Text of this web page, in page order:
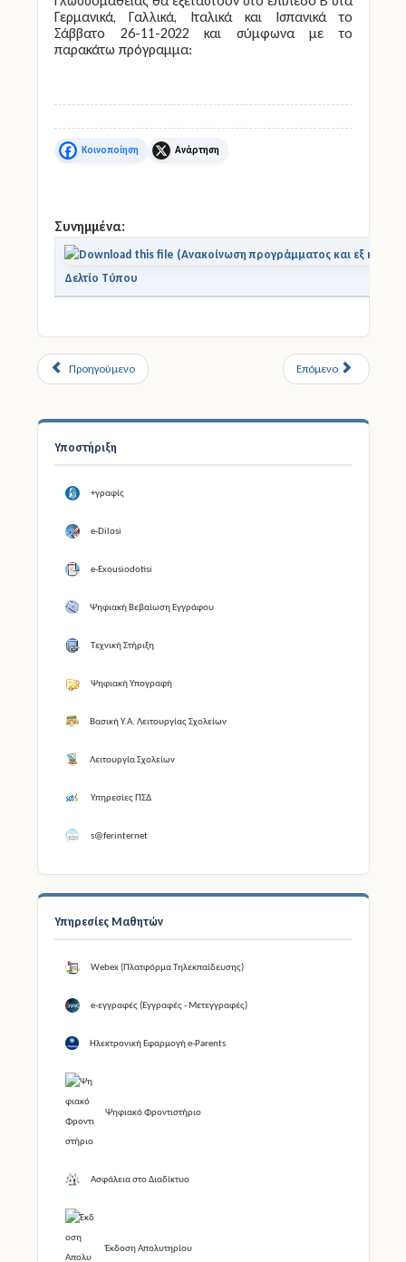
Υποστήριξη
Υπηρεσίες Μαθητών
Γλωσσομάθειας θα εξεταστούν στο
επίπεδο Β
στα
Γερμανικά, Γαλλικά, ΙταλικάκαιΙσπανικάτο
Σάββατο 26-11-2022
Συνημμένα:
Προηγούμενο Επόμενο